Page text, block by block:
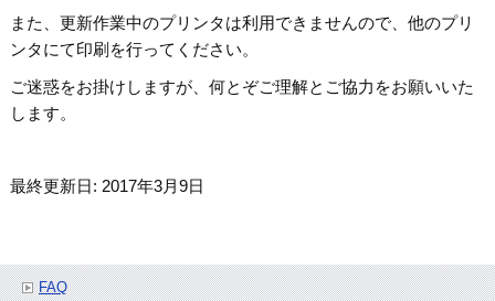
また、更新作業中のプリンタは利用できませんので、他のプリ
ンタにて印刷を行ってください。
ご迷惑をお掛けしますが、何とぞご理解とご協力をお願いいた
します。
最終更新日: 2017年3月9日
FAQ